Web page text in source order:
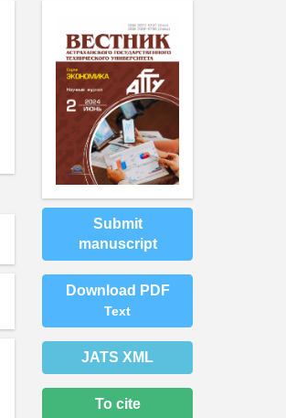
Submit
manuscript
Download PDF
Text
JATS XML
To cite